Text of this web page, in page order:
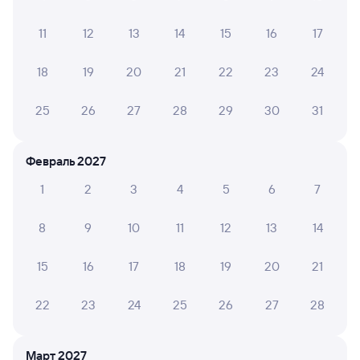
Пермь-2
из Москвы Ярославской
Коротчаево
20:42 11:46
Выберите дату
Найдём билет на поезд за вас
по этому направлению
11 12 13 14 15 16 17
18 19 20 21 22 23 24
25 26 27 28 29 30 31
Февраль 2027
1
2 3 4 5 6 7
8 9 10 11 12 13 14
15 16 17 18 19 20 21
22 23 24 25 26 27 28
Март 2027